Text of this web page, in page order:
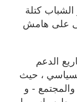
الشباب كتلة
على هامش
الدعم
، حيث
والمجتمع - و